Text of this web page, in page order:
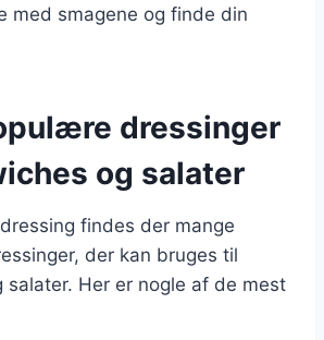
med smagene og finde din
dressinger
og salater
findes der mange
der kan bruges til
salater. Her er nogle af de mest